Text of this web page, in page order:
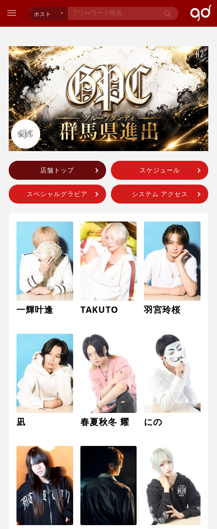
ホスト
店舗トップ スケジュール
スペシャルグラビア システム アクセス
一輝叶逢 TAKUTO 羽宮玲桜
凪 春夏秋冬 耀 にの